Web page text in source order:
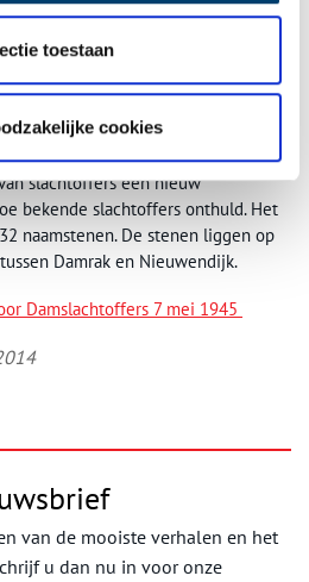
toestaan
cookies
is aan de slag gegaan om hun
zijn 32 slachtoffers
Burgemeester Eberhard van
slachtoffers een nieuw
bekende slachtoffers onthuld. Het
naamstenen. De stenen liggen op
Damrak en Nieuwendijk.
Damslachtoffers 7 mei 1945
van de mooiste verhalen en het
u dan nu in voor onze